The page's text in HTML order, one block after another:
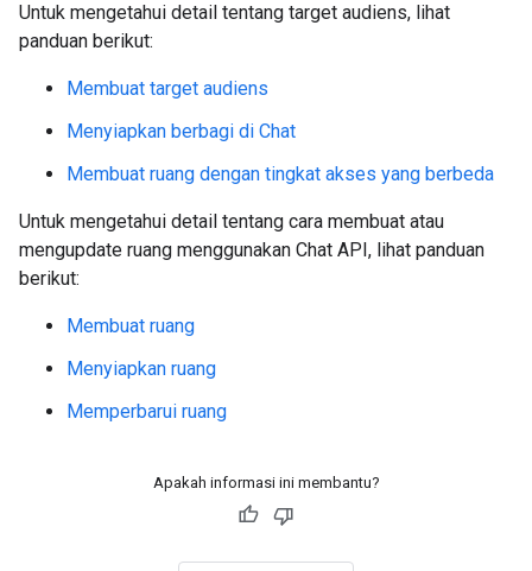
Untuk mengetahui detail tentang target audiens, lihat
panduan berikut:
Membuat target audiens
Menyiapkan berbagi di Chat
Membuat ruang dengan tingkat akses yang berbeda
Untuk mengetahui detail tentang cara membuat atau
mengupdate ruang menggunakan Chat API, lihat panduan
berikut:
Membuat ruang
Menyiapkan ruang
Memperbarui ruang
Apakah informasi ini membantu?